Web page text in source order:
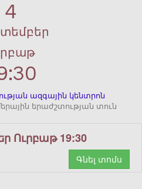
4
ազգային կենտրոն
երաժշտության տուն
Ուրբաթ 19:30
Գնել տոմս